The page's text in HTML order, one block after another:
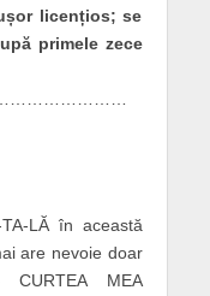
licențios; se
primele zece
LĂ în această
are nevoie doar
CURTEA MEA